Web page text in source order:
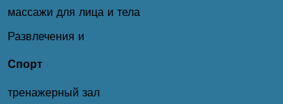
массажи для лица и тела
Развлечения и
Спорт
тренажерный зал